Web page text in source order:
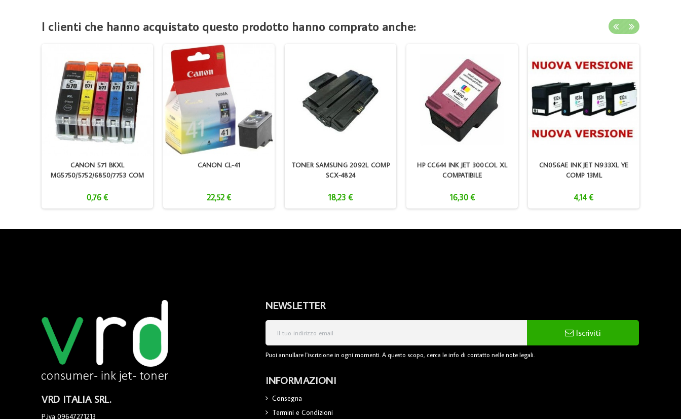
I clienti che hanno acquistato questo prodotto hanno comprato anche:
CANON 571 BKXL
MG5750/5752/6850/7753 COM
0,76 €
CANON CL-41
22,52 €
TONER SAMSUNG 2092L COMP
SCX-4824
18,23 €
HP CC644 INK JET 300COL XL
COMPATIBILE
16,30 €
CN056AE INK JET N933XL YE
COMP 13ML
4,14 €
VRD ITALIA SRL.
P.iva 09647271213
NEWSLETTER
Iscriviti
Puoi annullare l'iscrizione in ogni momenti. A questo scopo, cerca le info di contatto nelle note legali.
INFORMAZIONI
Consegna
Termini e Condizioni